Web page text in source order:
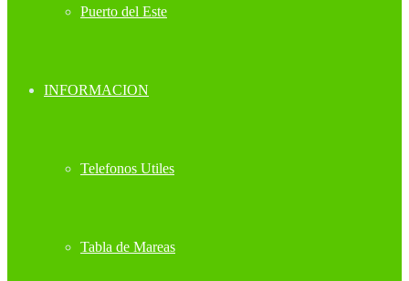
Puerto del Este
INFORMACION
Telefonos Utiles
Tabla de Mareas